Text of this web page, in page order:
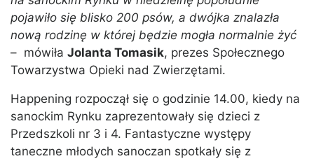
pojawiło się blisko 200 psów, a dwójka znalazła
nową rodzinę w której będzie mogła normalnie żyć
– mówiła Jolanta Tomasik, prezes Społecznego
Towarzystwa Opieki nad Zwierzętami.
Happening rozpoczął się o godzinie 14.00, kiedy na
sanockim Rynku zaprezentowały się dzieci z
Przedszkoli nr 3 i 4. Fantastyczne występy
taneczne młodych sanoczan spotkały się z